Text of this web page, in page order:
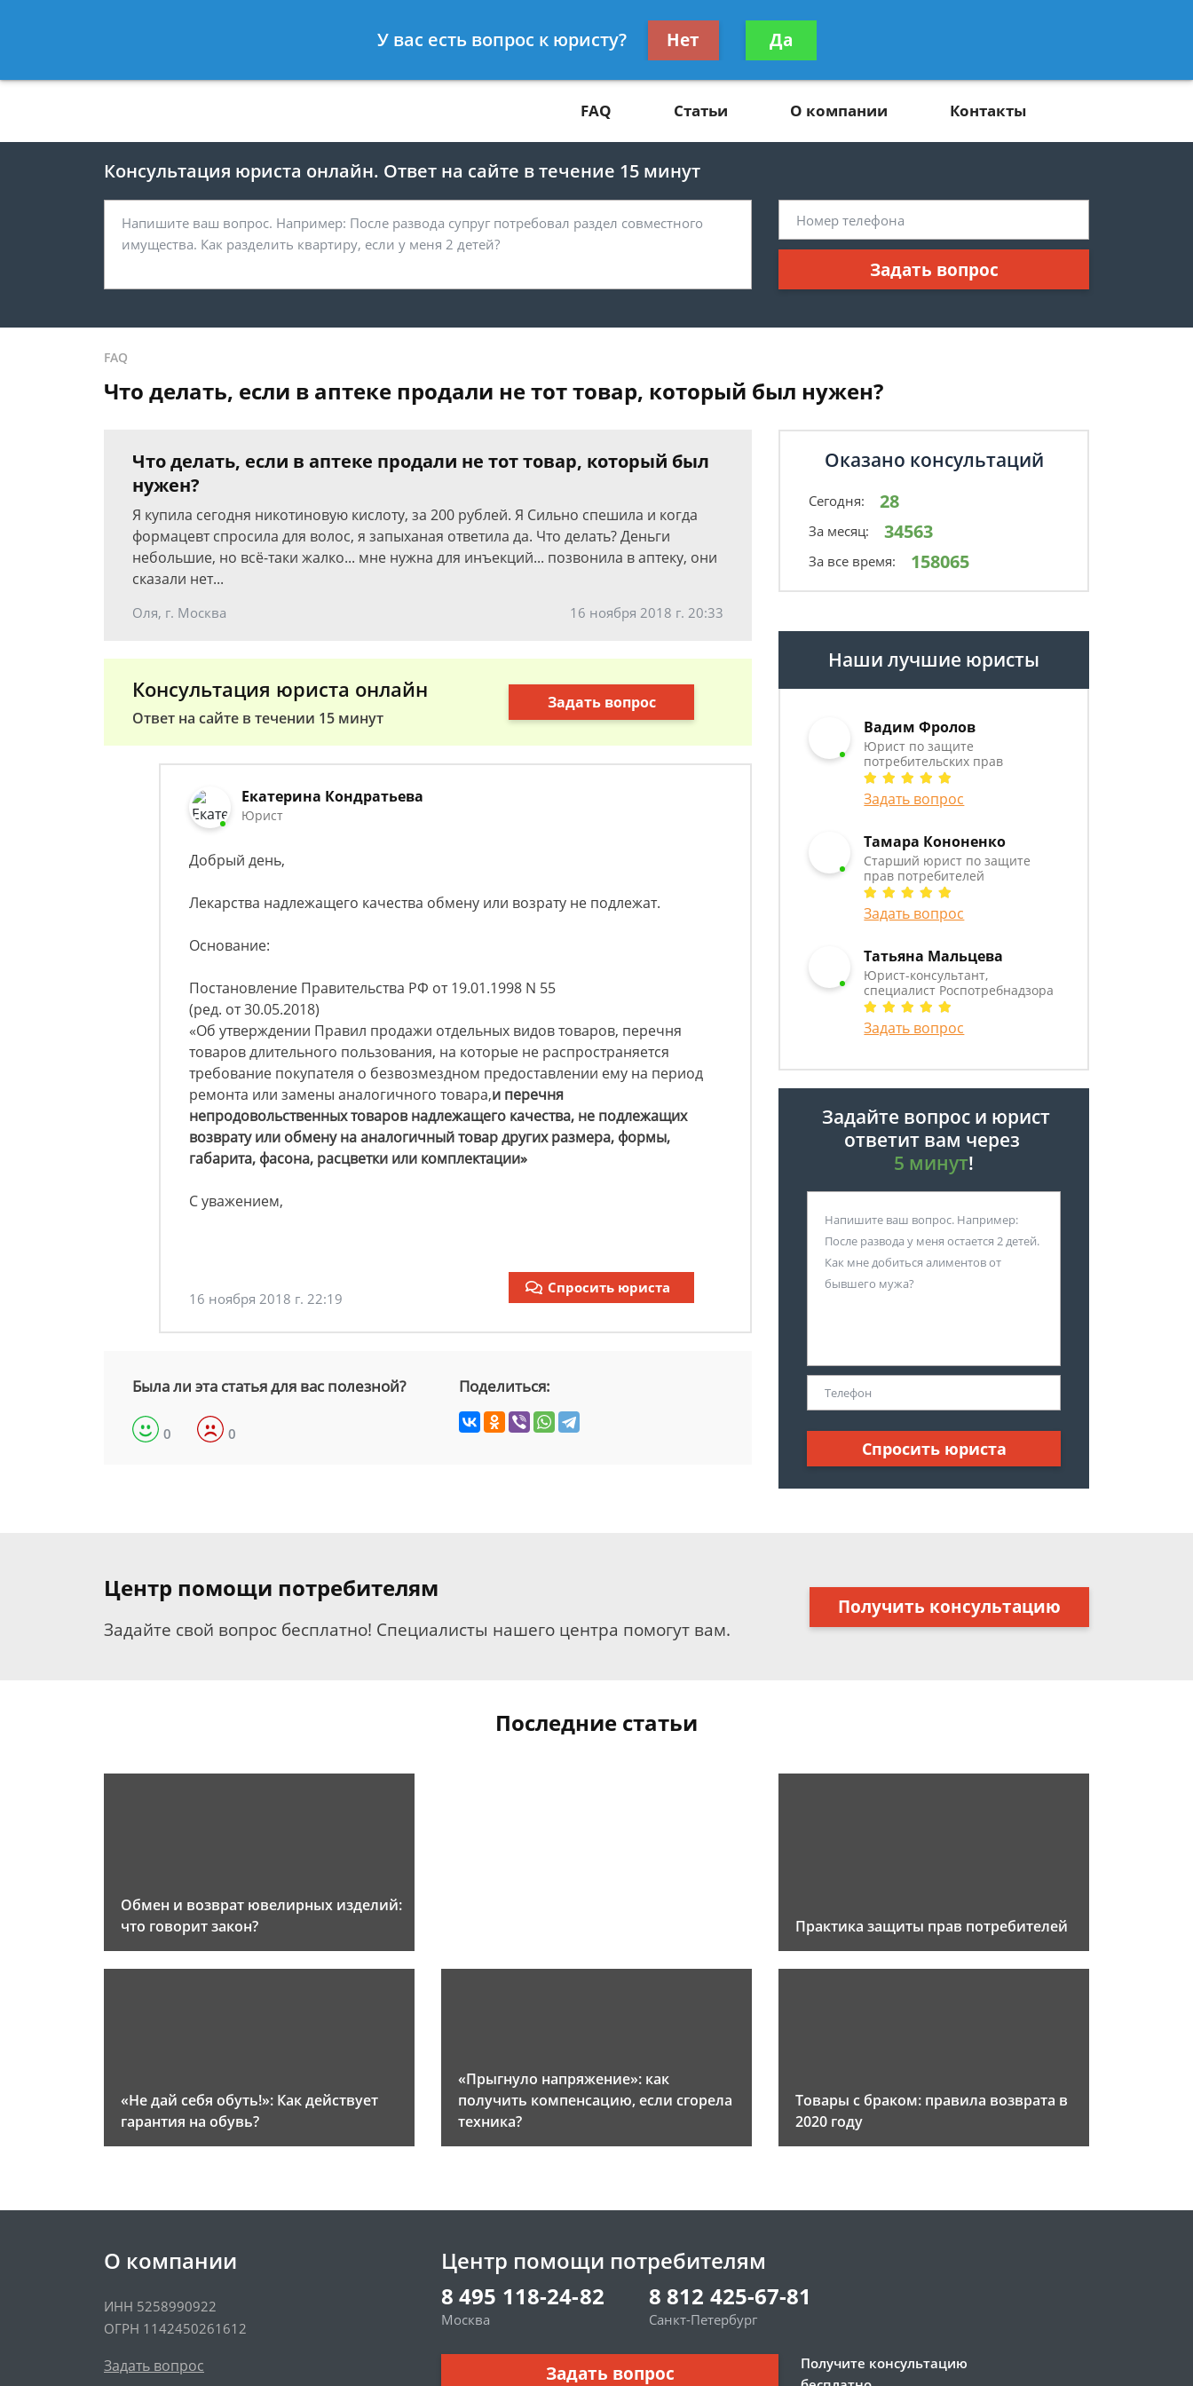
8 812 425-67-81
Получите консультацию
бесплатно
FAQ Статьи О компании Контакты
Консультация юриста онлайн. Ответ на сайте в течение 15 минут
Задать вопрос
FAQ
Что делать, если в аптеке продали не тот товар, который был нужен?
Что делать, если в аптеке продали не тот товар, который был
нужен?
Я купила сегодня никотиновую кислоту, за 200 рублей. Я Сильно спешила и когда
формацевт спросила для волос, я запыханая ответила да. Что делать? Деньги
небольшие, но всё-таки жалко... мне нужна для инъекций... позвонила в аптеку, они
сказали нет...
Оля, г. Москва 16 ноября 2018 г. 20:33
Консультация юриста онлайн
Ответ на сайте в течении 15 минут
Задать вопрос
Екатерина Кондратьева
Юрист
Добрый день,
Лекарства надлежащего качества обмену или возрату не подлежат.
Основание:
Постановление Правительства РФ от 19.01.1998 N 55
(ред. от 30.05.2018)
«Об утверждении Правил продажи отдельных видов товаров, перечня
товаров длительного пользования, на которые не распространяется
требование покупателя о безвозмездном предоставлении ему на период
ремонта или замены аналогичного товара,и перечня
непродовольственных товаров надлежащего качества, не подлежащих
возврату или обмену на аналогичный товар других размера, формы,
габарита, фасона, расцветки или комплектации»
С уважением,
16 ноября 2018 г. 22:19
Спросить юриста
Была ли эта статья для вас полезной?
0 0
Поделиться:
Оказано консультаций
Сегодня: 28
За месяц: 34563
За все время: 158065
Наши лучшие юристы
Вадим Фролов
Юрист по защите
потребительских прав
Задать вопрос
Тамара Кононенко
Старший юрист по защите
прав потребителей
Задать вопрос
Татьяна Мальцева
Юрист-консультант,
специалист Роспотребнадзора
Задать вопрос
Задайте вопрос и юрист
ответит вам через
5 минут!
Спросить юриста
Центр помощи потребителям
Задайте свой вопрос бесплатно! Специалисты нашего центра помогут вам.
Получить консультацию
Последние статьи
Обмен и возврат ювелирных изделий:
что говорит закон?
Практика защиты прав потребителей
«Не дай себя обуть!»: Как действует
гарантия на обувь?
«Прыгнуло напряжение»: как
получить компенсацию, если сгорела
техника?
Товары с браком: правила возврата в
2020 году
О компании
ИНН 5258990922
ОГРН 1142450261612
Задать вопрос
Центр помощи потребителям
8 495 118-24-82
Москва
8 812 425-67-81
Санкт-Петербург
Задать вопрос
Получите консультацию
У вас есть вопрос к юристу? Нет Да